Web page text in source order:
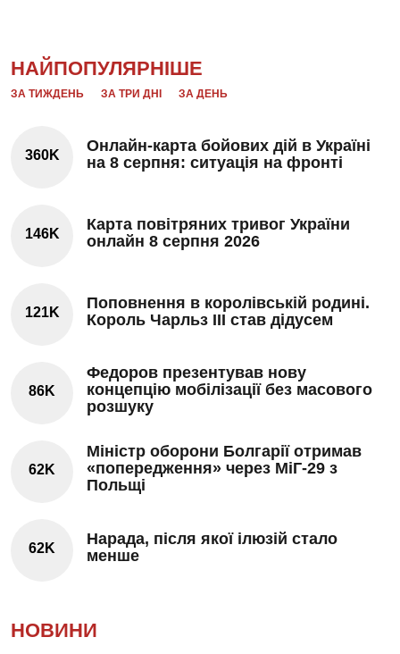
НАЙПОПУЛЯРНІШЕ
ЗА ТИЖДЕНЬ ЗА ТРИ ДНІ ЗА ДЕНЬ
360K
Онлайн-карта бойових дій в Україні
на 8 серпня: ситуація на фронті
146K
Карта повітряних тривог України
онлайн 8 серпня 2026
121K
Поповнення в королівській родині.
Король Чарльз III став дідусем
86K
Федоров презентував нову
концепцію мобілізації без масового
розшуку
62K
Міністр оборони Болгарії отримав
«попередження» через МіГ-29 з
Польщі
62K
Нарада, після якої ілюзій стало
менше
НОВИНИ